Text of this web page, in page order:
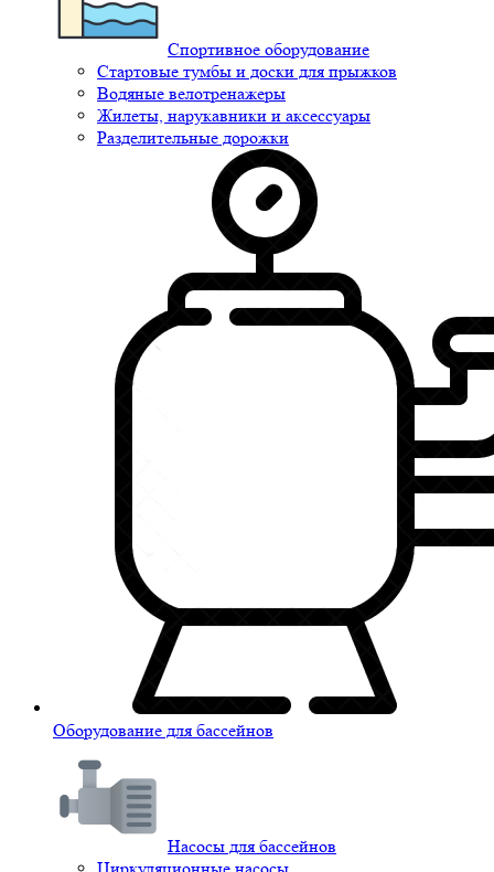
Спортивное оборудование
Стартовые тумбы и доски для прыжков
Водяные велотренажеры
Жилеты, нарукавники и аксессуары
Разделительные дорожки
Оборудование для бассейнов
Насосы для бассейнов